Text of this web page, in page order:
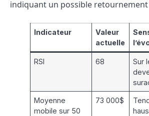
indiquant un possible retournement
Indicateur
Valeur
actuelle
RSI 68
Sur
Moyenne
mobile sur 50
73 000$